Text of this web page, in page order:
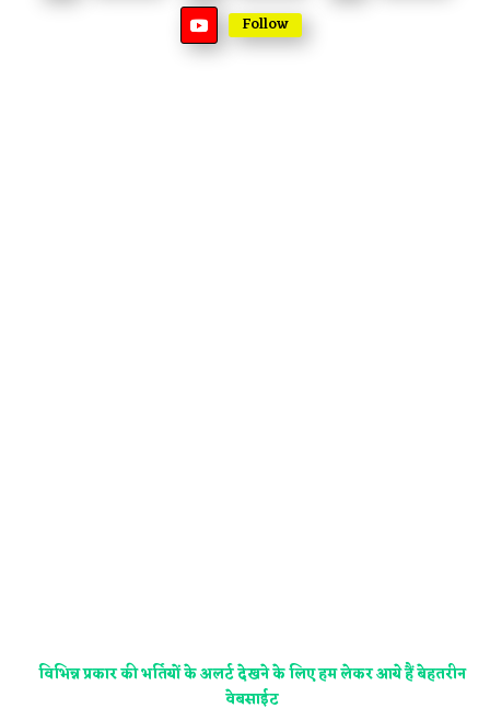
Follow
विभिन्न प्रकार की भर्तियों के अलर्ट देखने के लिए हम लेकर आये हैं बेहतरीन
वेबसाईट